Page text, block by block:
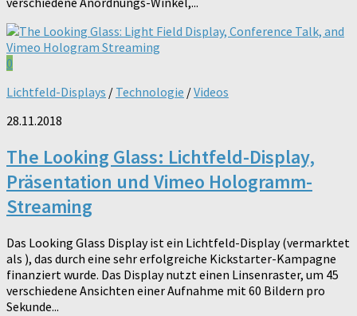
0
Lichtfeld-Displays / Technologie /Videos
28.11.2018
The Looking Glass: Lichtfeld-Display,
Präsentation und Vimeo Hologramm-
Streaming
Das Looking Glass Display ist ein Lichtfeld-Display (vermarktet
als ), das durch eine sehr erfolgreiche Kickstarter-Kampagne
finanziert wurde. Das Display nutzt einen Linsenraster, um 45
verschiedene Ansichten einer Aufnahme mit 60 Bildern pro
Sekunde...